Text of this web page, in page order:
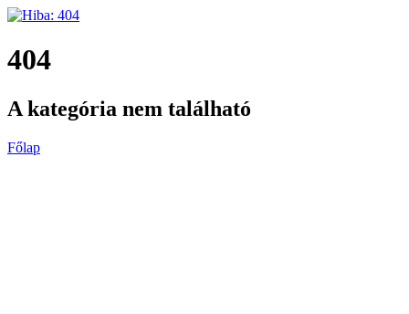
404
A kategória nem található
Főlap